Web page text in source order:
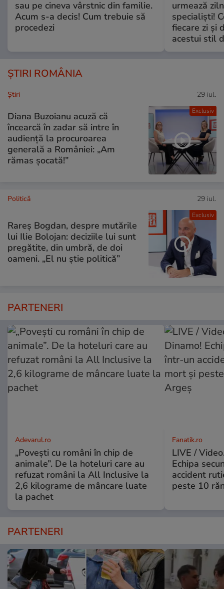
sau pe cineva vârstnic din familie.
Acum s-a decis! Cum trebuie să
procedezi
urmează
specialiști!
fiecare zi și
acestui stil
ȘTIRI ROMÂNIA
Exclusiv
Ştiri 29 iul.
Diana Buzoianu acuză că
încearcă în zadar să intre în
audiență la procuroarea
generală a României: „Am
rămas șocată!”
Exclusiv
Politică 29 iul.
Rareș Bogdan, despre mutările
lui Ilie Bolojan: deciziile lui sunt
pregătite, din umbră, de doi
oameni. „El nu știe politică”
PARTENERI
Adevarul.ro
„Povești cu români în chip de
animale”. De la hoteluri care au
refuzat români la All Inclusive la
2,6 kilograme de mâncare luate
la pachet
Fanatik.ro
LIVE /
Echipa
accident
peste 10
PARTENERI